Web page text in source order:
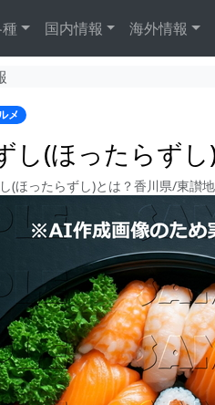
国内情報 海外情報
メ
し(ほったらず
(ほったらずし)とは？香川県/東讃